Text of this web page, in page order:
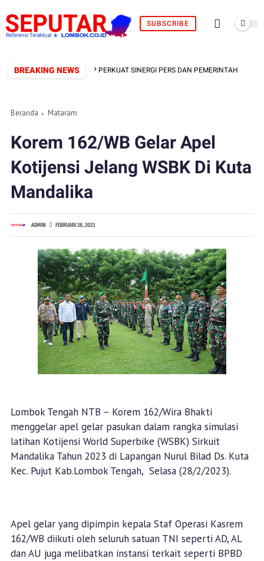
SUBSCRIBE
BREAKING NEWS
TERBENTUK, SIAP PERKUAT SINERGI PERS DAN PEMERINTAH
Beranda Mataram
Korem 162/WB Gelar Apel
Kotijensi Jelang WSBK Di Kuta
Mandalika
ADMIN FEBRUARI 28, 2023
Lombok Tengah NTB – Korem 162/Wira Bhakti
menggelar apel gelar pasukan dalam rangka simulasi
latihan Kotijensi World Superbike (WSBK) Sirkuit
Mandalika Tahun 2023 di Lapangan Nurul Bilad Ds. Kuta
Kec. Pujut Kab.Lombok Tengah, Selasa (28/2/2023).
Apel gelar yang dipimpin kepala Staf Operasi Kasrem
162/WB diikuti oleh seluruh satuan TNI seperti AD, AL
dan AU juga melibatkan instansi terkait seperti BPBD